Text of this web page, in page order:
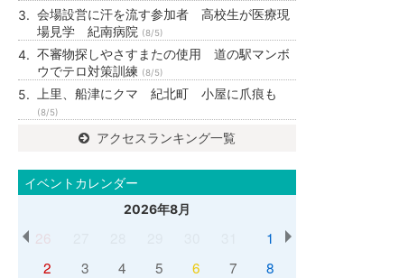
会場設営に汗を流す参加者 高校生が医療現
場見学 紀南病院 (8/5)
不審物探しやさすまたの使用 道の駅マンボ
ウでテロ対策訓練 (8/5)
上里、船津にクマ 紀北町 小屋に爪痕も
(8/5)
アクセスランキング一覧
イベントカレンダー
2026年8月
26
1
2
3 4 5 6 7
8